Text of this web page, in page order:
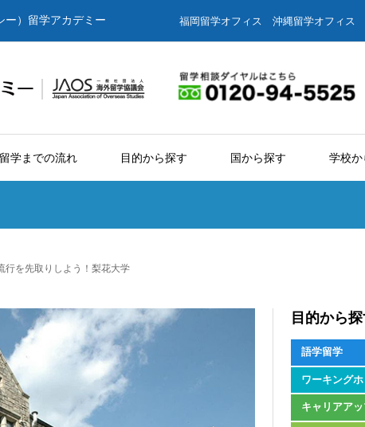
ー）留学アカデミー 福岡留学オフィス 沖縄留学オフィス
留学までの流れ 目的から探す 国から探す 学校
行を先取りしよう！梨花大学
目的から
語学留学
ワーキング
キャリアア